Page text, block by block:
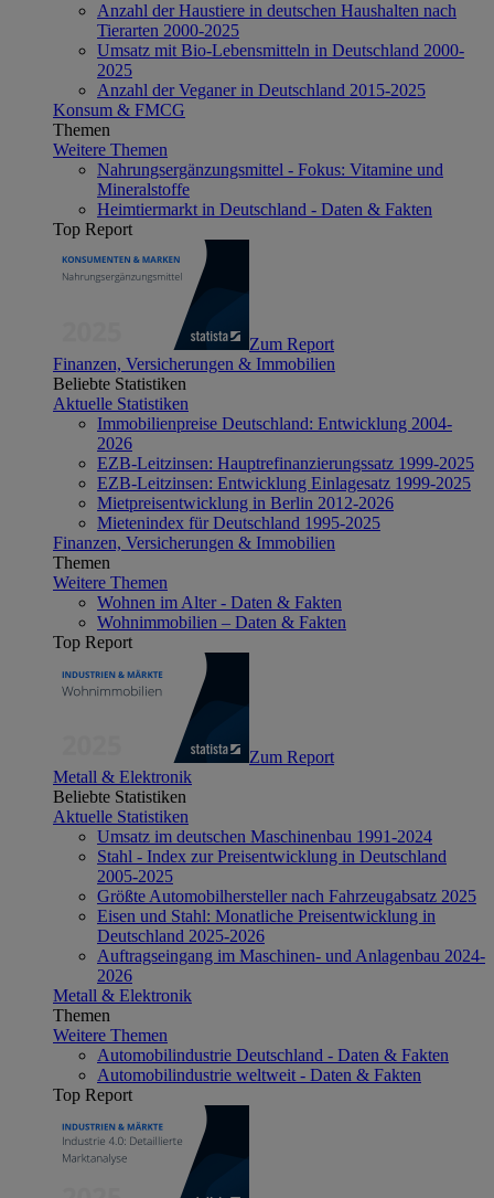
Anzahl der Haustiere in deutschen Haushalten nach
Tierarten 2000-2025
Umsatz mit Bio-Lebensmitteln in Deutschland 2000-
2025
Anzahl der Veganer in Deutschland 2015-2025
Konsum & FMCG
Themen
Weitere Themen
Nahrungsergänzungsmittel - Fokus: Vitamine und
Mineralstoffe
Heimtiermarkt in Deutschland - Daten & Fakten
Top Report
Zum Report
Finanzen, Versicherungen & Immobilien
Beliebte Statistiken
Aktuelle Statistiken
Immobilienpreise Deutschland: Entwicklung 2004-
2026
EZB-Leitzinsen: Hauptrefinanzierungssatz 1999-2025
EZB-Leitzinsen: Entwicklung Einlagesatz 1999-2025
Mietpreisentwicklung in Berlin 2012-2026
Mietenindex für Deutschland 1995-2025
Finanzen, Versicherungen & Immobilien
Themen
Weitere Themen
Wohnen im Alter - Daten & Fakten
Wohnimmobilien – Daten & Fakten
Top Report
Zum Report
Metall & Elektronik
Beliebte Statistiken
Aktuelle Statistiken
Umsatz im deutschen Maschinenbau 1991-2024
Stahl - Index zur Preisentwicklung in Deutschland
2005-2025
Größte Automobilhersteller nach Fahrzeugabsatz 2025
Eisen und Stahl: Monatliche Preisentwicklung in
Deutschland 2025-2026
Auftragseingang im Maschinen- und Anlagenbau 2024-
2026
Metall & Elektronik
Themen
Weitere Themen
Automobilindustrie Deutschland - Daten & Fakten
Automobilindustrie weltweit - Daten & Fakten
Top Report